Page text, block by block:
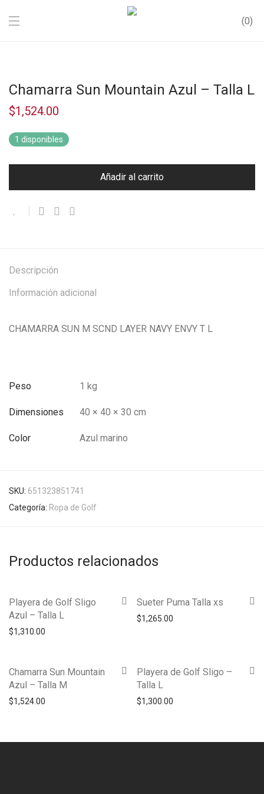
0
Chamarra Sun Mountain Azul – Talla L
$1,524.00
1 disponibles
Añadir al carrito
Descripción
Información adicional
CHAMARRA SUN M SCND LAYER NAVY ENVY T L
Peso 1 kg
Dimensiones 40 × 40 × 30 cm
Color Azul marino
SKU: 651323851741
Categoría: Ropa de Golf
Productos relacionados
Playera de Golf Sligo
Azul – Talla L
$1,310.00
Sueter Puma Talla xs
$1,265.00
Chamarra Sun Mountain
Azul – Talla M
$1,524.00
Playera de Golf Sligo –
Talla L
$1,300.00